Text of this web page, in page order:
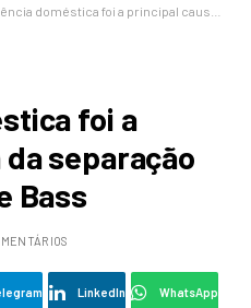
doméstica foi a principal causa da separação de Yola Araújo e Bass
foi a
separação
Bass
LinkedIn WhatsApp